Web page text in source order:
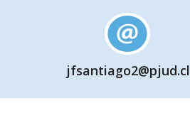
jfsantiago2@pjud.cl